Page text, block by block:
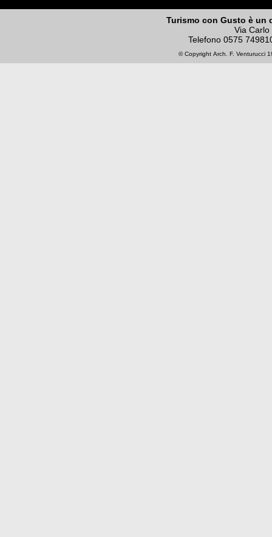
Turismo con Gusto è un
Via
Telefono 0575
© Copyright Arch. F. Venturucci